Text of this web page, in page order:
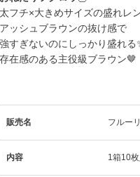
太フチ×大きめサイズの盛れレ
アッシュブラウンの抜け感で
強すぎないのにしっかり盛れる
存在感のある主役級ブラウン🤎
販売名 フルー
内容 1箱10枚